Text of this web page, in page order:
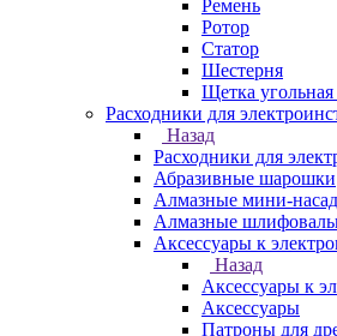
Ремень
Ротор
Статор
Шестерня
Щетка угольная
Расходники для
Назад
Расходники для
Абразивные шарошки
Алмазные мини-
Алмазные
Аксессуары к
Назад
Аксессуары к
Аксессуары
Патроны для